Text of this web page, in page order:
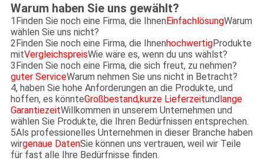
Warum haben Sie uns gewählt?
1Finden Sie noch eine Firma, die IhnenEinfachlösungWarum
wählen Sie uns nicht?
2Finden Sie noch eine Firma, die IhnenhochwertigProdukte
mitVergleichspreisWie wäre es, wenn du uns wählst?
3Finden Sie noch eine Firma, die sich freut, zu nehmen?
guter ServiceWarum nehmen Sie uns nicht in Betracht?
4, haben Sie hohe Anforderungen an die Produkte, und
hoffen, es könnteGroßbestand,kurze Lieferzeitundlange
GarantiezeitWillkommen in unserem Unternehmen und
wählen Sie Produkte, die Ihren Bedürfnissen entsprechen.
5Als professionelles Unternehmen in dieser Branche haben
wirgenaue DatenSie können uns vertrauen, weil wir Teile
für fast alle Ihre Bedürfnisse finden.